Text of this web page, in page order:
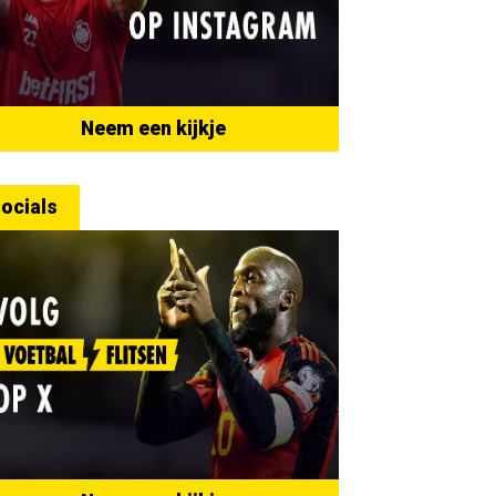
Neem een kijkje